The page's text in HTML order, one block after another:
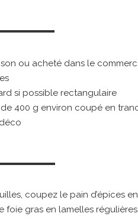
ou acheté dans le
si possible rectangulaire
de 400 g environ coupé en
coupez le pain d’épices
foie gras en lamelles régulières.